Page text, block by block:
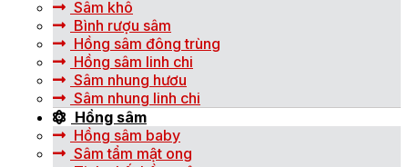
Sâm khô
Bình rượu sâm
Hồng sâm đông trùng
Hồng sâm linh chi
Sâm nhung hươu
Sâm nhung linh chi
Hồng sâm
Hồng sâm baby
Sâm tẩm mật ong